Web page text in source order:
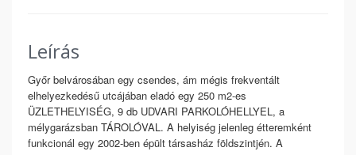
Leírás
Győr belvárosában egy csendes, ám mégis frekventált
elhelyezkedésű utcájában eladó egy 250 m2-es
ÜZLETHELYISÉG, 9 db UDVARI PARKOLÓHELLYEL, a
mélygarázsban TÁROLÓVAL. A helyiség jelenleg étteremként
funkcionál egy 2002-ben épült társasház földszintjén. A